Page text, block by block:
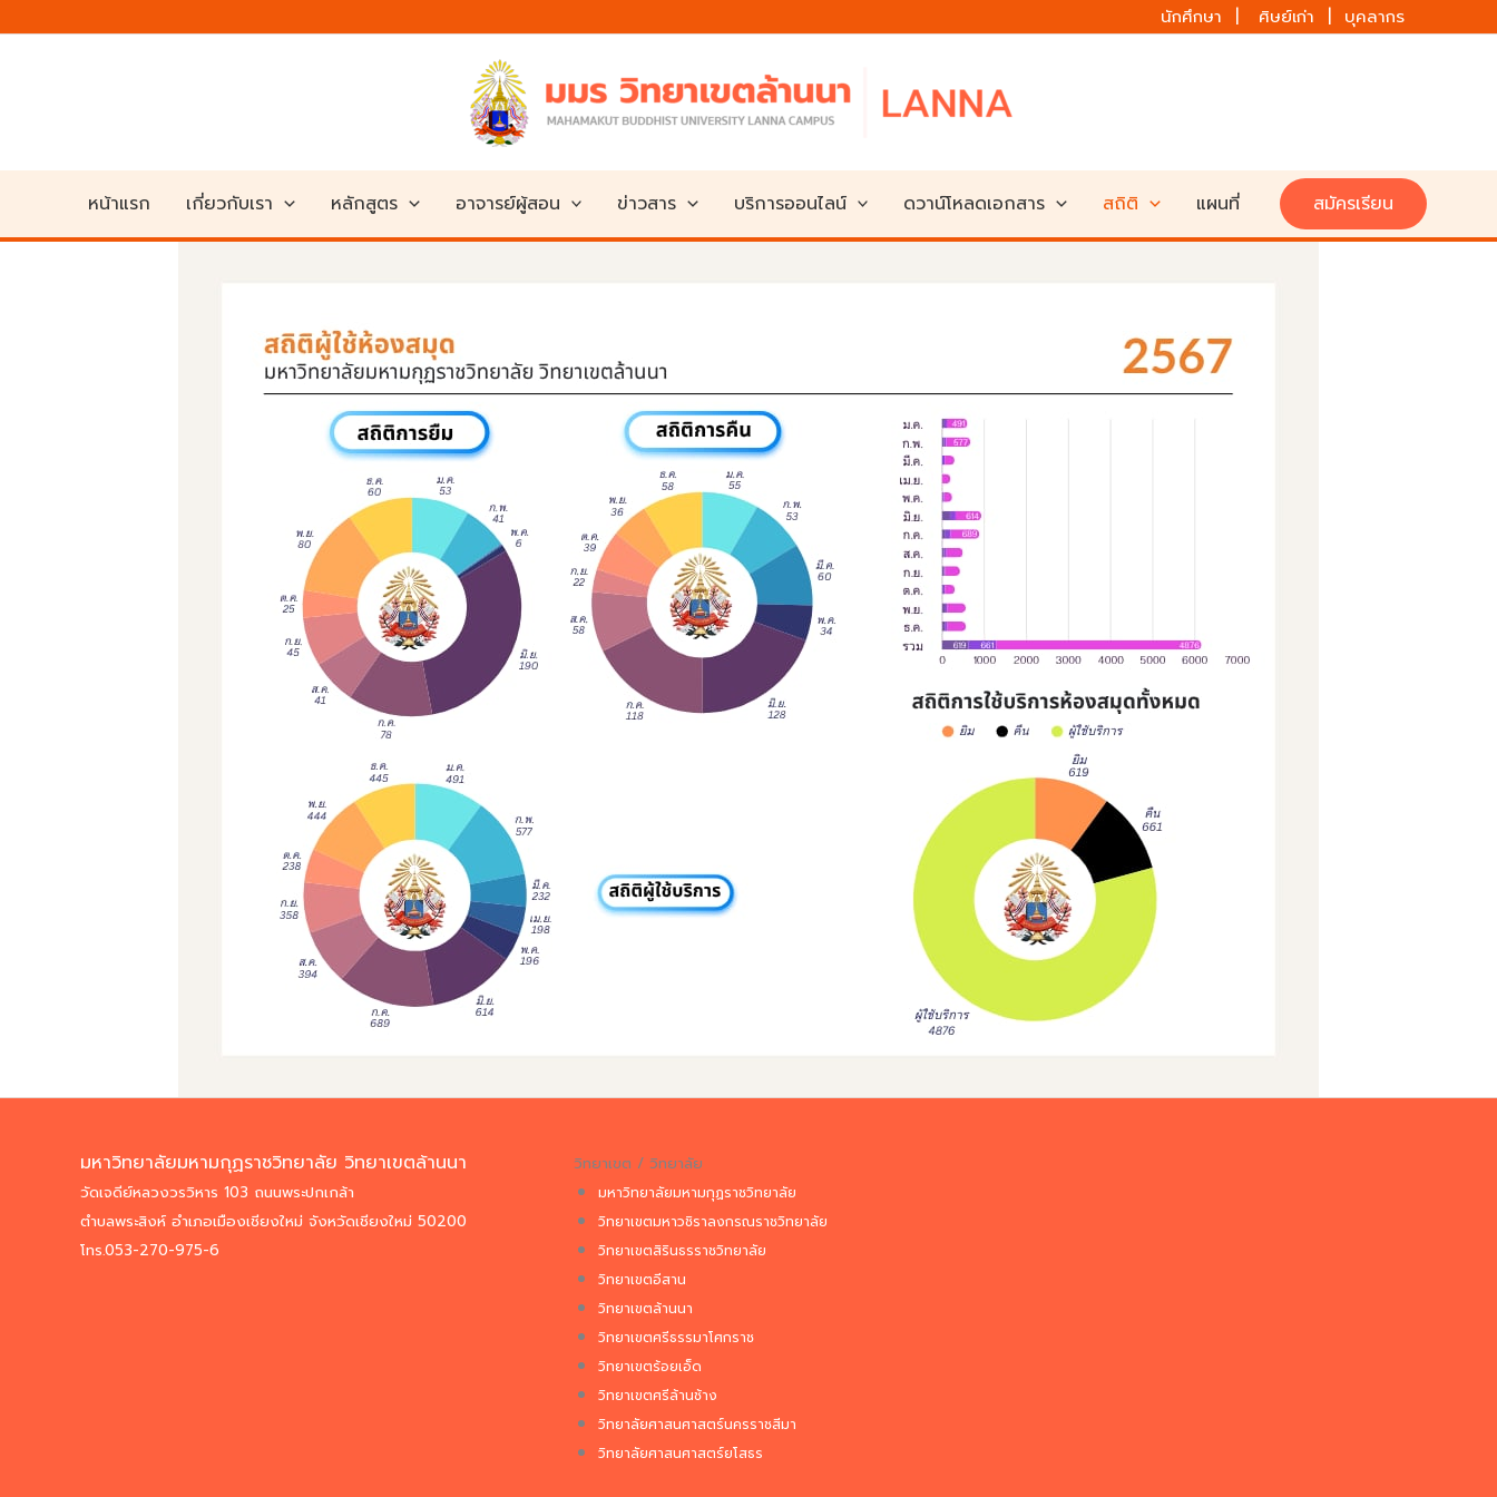
to
นักศึกษา | ศิษย์เก่า | บุคลากร
หน้าแรก เกี่ยวกับเรา หลักสูตร อาจารย์ผู้สอน ข่าวสาร บริการออนไลน์ ดวาน์โหลดเอกสาร สถิติ แผนที่ สมัครเรียน
มหาวิทยาลัยมหามกุฏราชวิทยาลัย วิทยาเขตล้านนา
วัดเจดีย์หลวงวรวิหาร 103 ถนนพระปกเกล้า
ตำบลพระสิงห์ อำเภอเมืองเชียงใหม่ จังหวัดเชียงใหม่ 50200
โทร.053-270-975-6
วิทยาเขต / วิทยาลัย
มหาวิทยาลัยมหามกุฏราชวิทยาลัย
วิทยาเขตมหาวชิราลงกรณราชวิทยาลัย
วิทยาเขตสิรินธรราชวิทยาลัย
วิทยาเขตอีสาน
วิทยาเขตล้านนา
วิทยาเขตศรีธรรมาโศกราช
วิทยาเขตร้อยเอ็ด
วิทยาเขตศรีล้านช้าง
วิทยาลัยศาสนศาสตร์นครราชสีมา
วิทยาลัยศาสนศาสตร์ยโสธร